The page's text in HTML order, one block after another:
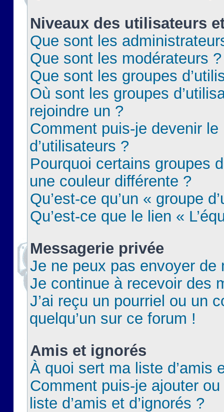
Niveaux des utilisateurs
Que sont les
Que sont les modérateurs ?
Que sont les groupes
Où sont les groupes
rejoindre un ?
Comment puis-je devenir le
d’utilisateurs ?
Pourquoi certains groupes
une couleur différente ?
Qu’est-ce qu’un « groupe
Qu’est-ce que le lien «
Messagerie privée
Je ne peux pas envoyer de
Je continue à recevoir des
J’ai reçu un pourriel ou un
quelqu’un sur ce forum !
Amis et ignorés
À quoi sert ma liste d’amis
Comment puis-je ajouter
liste d’amis et d’ignorés ?